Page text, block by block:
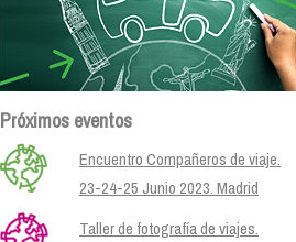
Próximos eventos
Encuentro Compañeros de viaje.
23-24-25 Junio 2023. Madrid
Taller de fotografía de viajes.